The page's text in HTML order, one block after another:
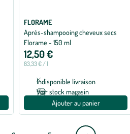
FLORAME
Après-shampooing cheveux secs
Florame - 150 ml
12,50 €
83,33 € / l
Indisponible livraison
Voir stock magasin
Ajouter au panier
Page